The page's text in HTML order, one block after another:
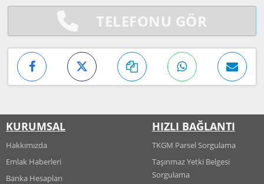
TELEFONU GÖR
KURUMSAL
Hakkımızda
Emlak Haberleri
Banka Hesapları
HIZLI BAĞLANTI
TKGM Parsel Sorgulama
Taşınmaz Yetki Belgesi
Sorgulama